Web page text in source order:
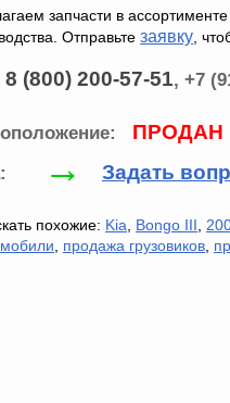
запчасти в
Отправьтезаявку,
8 (800) 200-57-51, +7
ПРОДАН
→ Задать
похожие: Kia, Bongo III,
, продажа грузовиков,